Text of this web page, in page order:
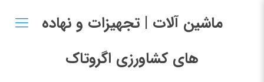
ماشین آلات | تجهیزات و نهاده
های کشاورزی اگروتاک